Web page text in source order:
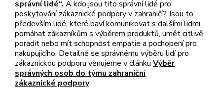
správní lidé“. A kdo jsou tito správní lidé pro
poskytování zákaznické podpory v zahraničí? Jsou to
především lidé, které baví komunikovat s dalšími lidmi,
pomáhat zákazníkům s výběrem produktů, umět citlivě
poradit nebo mít schopnost empatie a pochopení pro
nakupujícího. Detailně se správnému výběru lidí pro
zákaznickou podporu věnujeme v článku Výběr
správných osob do týmu zahraniční
zákaznické podpory.